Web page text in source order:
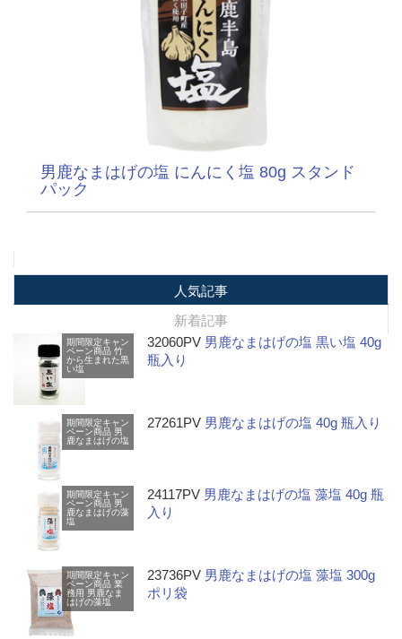
男鹿なまはげの塩 にんにく塩 80g スタンド
パック
人気記事
新着記事
期間限定キャン
ペーン商品 竹
から生まれた黒
い塩
32060PV 男鹿なまはげの塩 黒い塩 40g
瓶入り
期間限定キャン
ペーン商品 男
鹿なまはげの塩
27261PV 男鹿なまはげの塩 40g 瓶入り
期間限定キャン
ペーン商品 男
鹿なまはげの藻
塩
24117PV 男鹿なまはげの塩 藻塩 40g 瓶
入り
期間限定キャン
ペーン商品 業
務用 男鹿なま
はげの藻塩
23736PV 男鹿なまはげの塩 藻塩 300g
ポリ袋